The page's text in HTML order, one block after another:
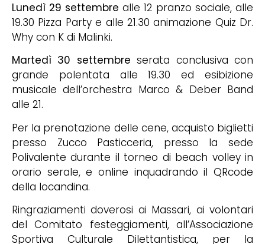
Lunedì 29 settembre alle 12 pranzo sociale, alle
19.30 Pizza Party e alle 21.30 animazione Quiz Dr.
Why con K di Malinki.
Martedì 30 settembre serata conclusiva con
grande polentata alle 19.30 ed esibizione
musicale dell’orchestra Marco & Deber Band
alle 21.
Per la prenotazione delle cene, acquisto biglietti
presso Zucco Pasticceria, presso la sede
Polivalente durante il torneo di beach volley in
orario serale, e online inquadrando il QRcode
della locandina.
Ringraziamenti doverosi ai Massari, ai volontari
del Comitato festeggiamenti, all’Associazione
Sportiva Culturale Dilettantistica, per la